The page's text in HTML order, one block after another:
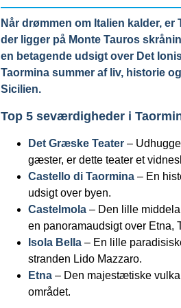
Når drømmen om Italien kalder,
der ligger på Monte Tauros
en betagende udsigt over Det
Taormina summer af liv, historie
Sicilien.
Top 5 seværdigheder i
Det Græske Teater –
gæster, er dette teater et
Castello di Taormina – En
udsigt over byen.
Castelmola – Den lille
en panoramaudsigt over Etna,
Isola Bella – En lille
stranden Lido Mazzaro.
Etna – Den majestætiske
området.